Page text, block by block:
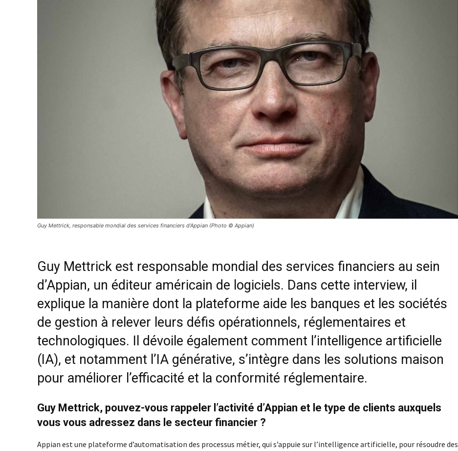
Guy Mettrick, responsable mondial des services financiers d’Appian (Photo © Appian)
Guy Mettrick est responsable mondial des services financiers au sein
d’Appian, un éditeur américain de logiciels. Dans cette interview, il
explique la manière dont la plateforme aide les banques et les sociétés
de gestion à relever leurs défis opérationnels, réglementaires et
technologiques. Il dévoile également comment l’intelligence artificielle
(IA), et notamment l’IA générative, s’intègre dans les solutions maison
pour améliorer l’efficacité et la conformité réglementaire.
Guy Mettrick, pouvez-vous rappeler l’activité d’Appian et le type de clients auxquels
vous vous adressez dans le secteur financier ?
Appian est une plateforme d’automatisation des processus métier, qui s’appuie sur l’intelligence artificielle, pour résoudre des